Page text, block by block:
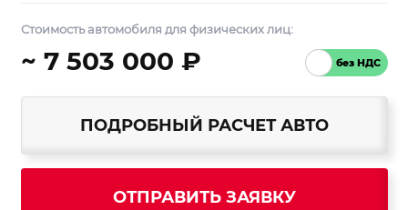
Стоимость автомобиля для физических лиц:
~ 7 503 000 ₽
ПОДРОБНЫЙ РАСЧЕТ АВТО
ОТПРАВИТЬ ЗАЯВКУ